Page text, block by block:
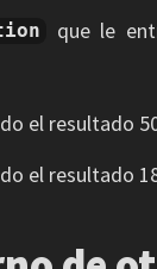
que le
el resultado
el resultado